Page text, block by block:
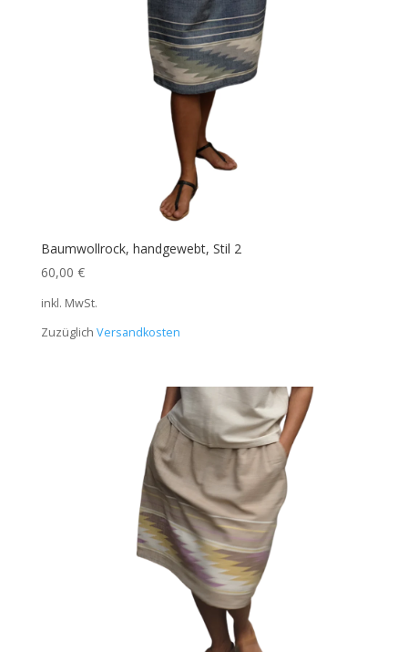
Baumwollrock, handgewebt, Stil 2
60,00 €
inkl. MwSt.
Zuzüglich Versandkosten